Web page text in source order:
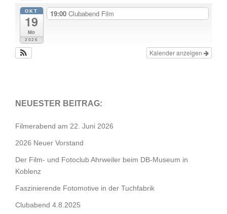
OKT
19
Mo
2026
19:00 Clubabend Film
Kalender anzeigen
NEUESTER BEITRAG:
Filmerabend am 22. Juni 2026
2026 Neuer Vorstand
Der Film- und Fotoclub Ahrweiler beim DB-Museum in
Koblenz
Faszinierende Fotomotive in der Tuchfabrik
Clubabend 4.8.2025